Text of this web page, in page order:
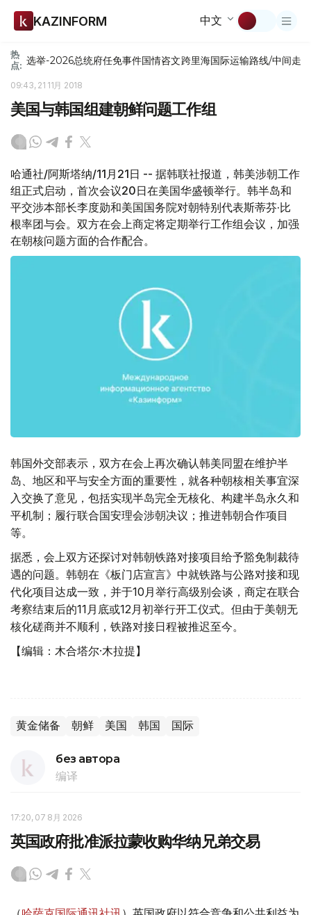
KAZINFORM 中文
热
点: 选举-2026总统府任免事件国情咨文跨里海国际运输路线/中间走廊
09:43, 21 11月 2018
美国与韩国组建朝鲜问题工作组
哈通社/阿斯塔纳/11月21日 -- 据韩联社报道，韩美涉朝工作
组正式启动，首次会议20日在美国华盛顿举行。韩半岛和
平交涉本部长李度勋和美国国务院对朝特别代表斯蒂芬·比
根率团与会。双方在会上商定将定期举行工作组会议，加强
在朝核问题方面的合作配合。
韩国外交部表示，双方在会上再次确认韩美同盟在维护半
岛、地区和平与安全方面的重要性，就各种朝核相关事宜深
入交换了意见，包括实现半岛完全无核化、构建半岛永久和
平机制；履行联合国安理会涉朝决议；推进韩朝合作项目
等。
据悉，会上双方还探讨对韩朝铁路对接项目给予豁免制裁待
遇的问题。韩朝在《板门店宣言》中就铁路与公路对接和现
代化项目达成一致，并于10月举行高级别会谈，商定在联合
考察结束后的11月底或12月初举行开工仪式。但由于美朝无
核化磋商并不顺利，铁路对接日程被推迟至今。
【编辑：木合塔尔·木拉提】
黄金储备 朝鲜 美国 韩国 国际
без автора
编译
17:20, 07 8月 2026
英国政府批准派拉蒙收购华纳兄弟交易